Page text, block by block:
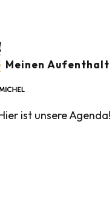
Meinen
Ajouter
ist unsere Agenda!